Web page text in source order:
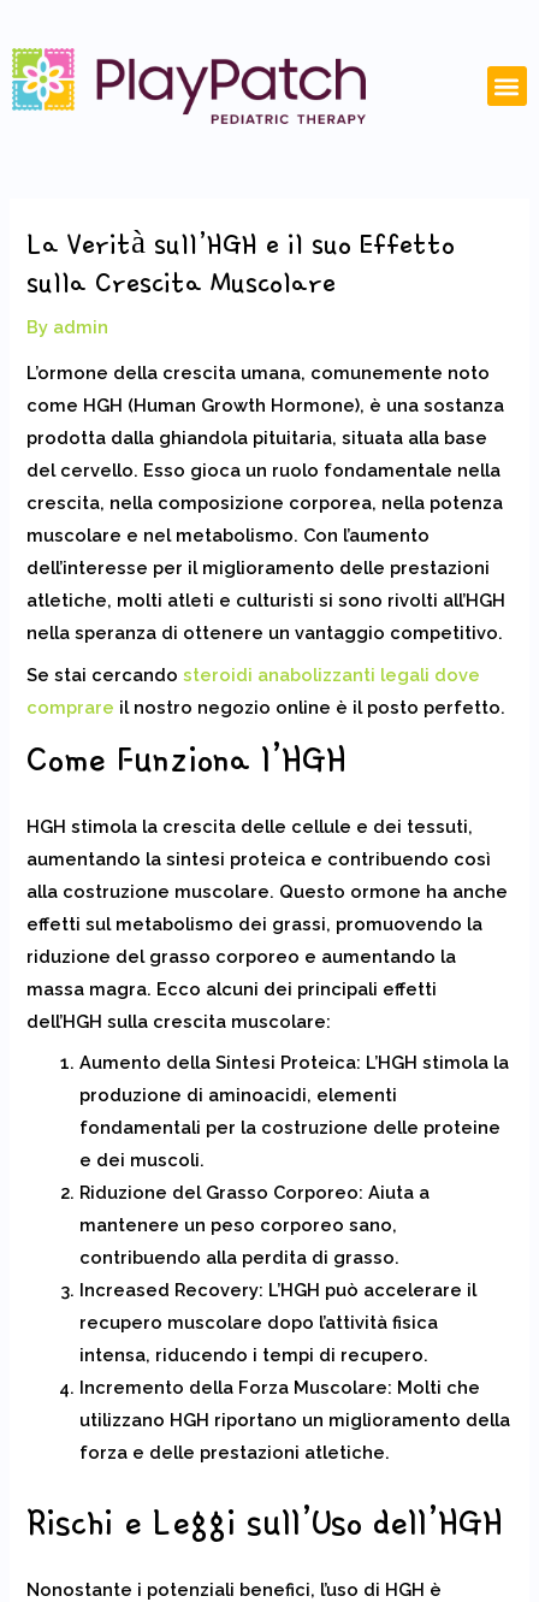
to
content
La Verità sull’HGH e il suo Effetto
sulla Crescita Muscolare
By admin
L’ormone della crescita umana, comunemente noto
come HGH (Human Growth Hormone), è una sostanza
prodotta dalla ghiandola pituitaria, situata alla base
del cervello. Esso gioca un ruolo fondamentale nella
crescita, nella composizione corporea, nella potenza
muscolare e nel metabolismo. Con l’aumento
dell’interesse per il miglioramento delle prestazioni
atletiche, molti atleti e culturisti si sono rivolti all’HGH
nella speranza di ottenere un vantaggio competitivo.
Se stai cercandosteroidi anabolizzanti legali dove
comprare il nostro negozio online è il posto perfetto.
Come Funziona l’HGH
HGH stimola la crescita delle cellule e dei tessuti,
aumentando la sintesi proteica e contribuendo così
alla costruzione muscolare. Questo ormone ha anche
effetti sul metabolismo dei grassi, promuovendo la
riduzione del grasso corporeo e aumentando la
massa magra. Ecco alcuni dei principali effetti
dell’HGH sulla crescita muscolare:
Aumento della Sintesi Proteica: L’HGH stimola la
produzione di aminoacidi, elementi
fondamentali per la costruzione delle proteine
e dei muscoli.
Riduzione del Grasso Corporeo: Aiuta a
mantenere un peso corporeo sano,
contribuendo alla perdita di grasso.
Increased Recovery: L’HGH può accelerare il
recupero muscolare dopo l’attività fisica
intensa, riducendo i tempi di recupero.
Incremento della Forza Muscolare: Molti che
utilizzano HGH riportano un miglioramento della
forza e delle prestazioni atletiche.
Rischi e Leggi sull’Uso dell’HGH
Nonostante i potenziali benefici, l’uso di HGH è
navigation